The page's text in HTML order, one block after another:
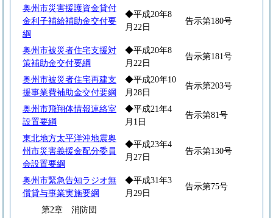
奥州市災害援護資金貸付
金利子補給補助金交付要
綱
◆平成20年8
月22日
告示第180号
奥州市被災者住宅支援対
策補助金交付要綱
◆平成20年8
月22日
告示第181号
奥州市被災者住宅再建支
援事業費補助金交付要綱
◆平成20年10
月28日
告示第203号
奥州市飛翔体情報連絡室
設置要綱
◆平成21年4
月1日
告示第81号
東北地方太平洋沖地震奥
州市災害義援金配分委員
会設置要綱
◆平成23年4
月27日
告示第130号
奥州市緊急告知ラジオ無
償貸与事業実施要綱
◆平成31年3
月29日
告示第75号
第2章 消防団